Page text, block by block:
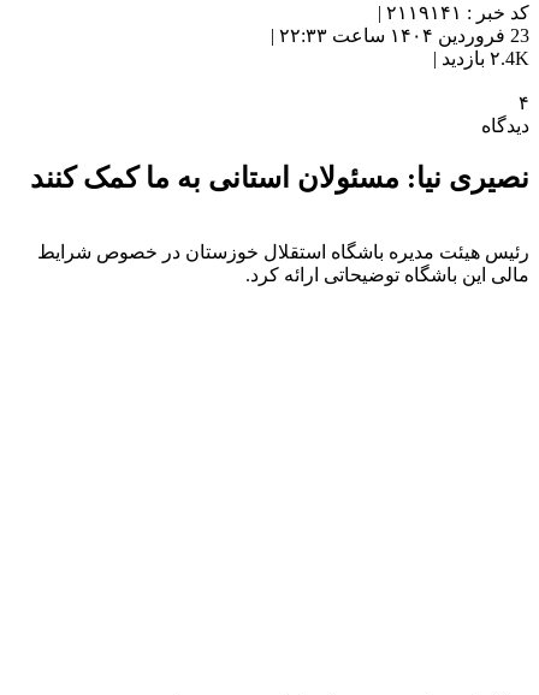
کد خبر : ۲۱۱۹۱۴۱ |
23 فروردین ۱۴۰۴ ساعت ۲۲:۳۳ |
۲.4K بازدید |
۴
دیدگاه
نصیری نیا: مسئولان استانی به ما کمک کنند
رئیس هیئت مدیره باشگاه استقلال خوزستان در خصوص شرایط
مالی این باشگاه توضیحاتی ارائه کرد.